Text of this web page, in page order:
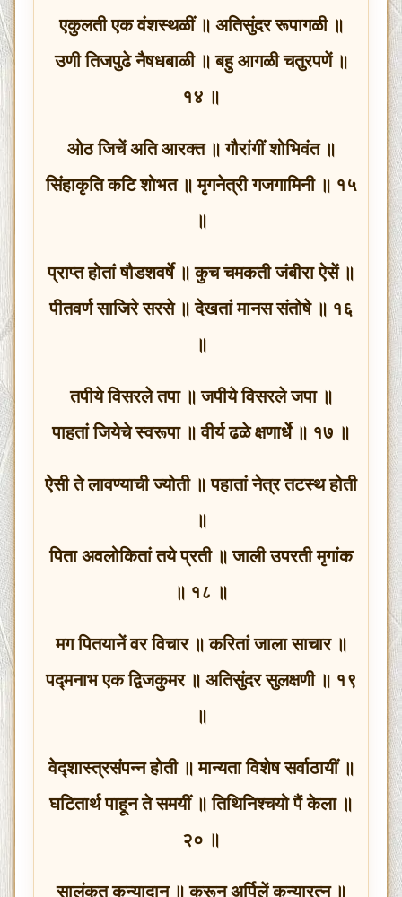
एकुलती एक वंशस्थळीं ॥ अतिसुंदर रूपागळी ॥
उणी तिजपुढे नैषधबाळी ॥ बहु आगळी चतुरपणें ॥
१४ ॥
ओठ जिचें अति आरक्त ॥ गौरांगीं शोभिवंत ॥
सिंहाकृति कटि शोभत ॥ मृगनेत्री गजगामिनी ॥ १५
॥
प्राप्त होतां षौडशवर्षे ॥ कुच चमकती जंबीरा ऐसें ॥
पीतवर्ण साजिरे सरसे ॥ देखतां मानस संतोषे ॥ १६
॥
तपीये विसरले तपा ॥ जपीये विसरले जपा ॥
पाहतां जियेचे स्वरूपा ॥ वीर्य ढळे क्षणार्धे ॥ १७ ॥
ऐसी ते लावण्याची ज्योती ॥ पहातां नेत्र तटस्थ होती
॥
पिता अवलोकितां तये प्रती ॥ जाली उपरती मृगांक
॥ १८ ॥
मग पितयानें वर विचार ॥ करितां जाला साचार ॥
पद्मनाभ एक द्विजकुमर ॥ अतिसुंदर सुलक्षणी ॥ १९
॥
वेद्शास्त्रसंपन्न होती ॥ मान्यता विशेष सर्वाठायीं ॥
घटितार्थ पाहून ते समयीं ॥ तिथिनिश्चयो पैं केला ॥
२० ॥
सालंकृत कन्यादान ॥ करून अर्पिलें कन्यारत्‍न ॥